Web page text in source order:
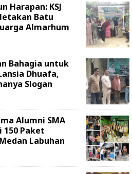
Harapan: KSJ
Batu
Almarhum
Bahagia untuk
Dhuafa,
Slogan
Alumni SMA
150 Paket
Labuhan